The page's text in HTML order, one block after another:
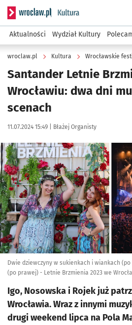
Serwis informacyjny wroclaw.pl
Aktualności Wydział Kultury
wroclaw.pl Kultura Wrocławskie
Santander Letnie
Wrocławiu: dwa dni
scenach
Data publikacji:
11.07.2024 15:49 | Autor:
Błażej Organisty
Kliknij, aby powiększyć
Dwie dziewczyny w sukienkach i wiankach
(po prawej) - Letnie Brzmienia 2023 we
Igo, Nosowska i Rojek już
Wrocławia. Wraz z innymi
drugi weekend lipca na Pola